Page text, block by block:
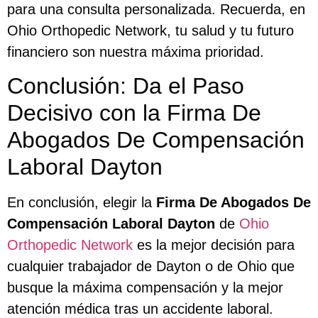
para una consulta personalizada. Recuerda, en
Ohio Orthopedic Network, tu salud y tu futuro
financiero son nuestra máxima prioridad.
Conclusión: Da el Paso
Decisivo con la Firma De
Abogados De Compensación
Laboral Dayton
En conclusión, elegir la Firma De Abogados De
Compensación Laboral Dayton de Ohio
Orthopedic Network es la mejor decisión para
cualquier trabajador de Dayton o de Ohio que
busque la máxima compensación y la mejor
atención médica tras un accidente laboral.